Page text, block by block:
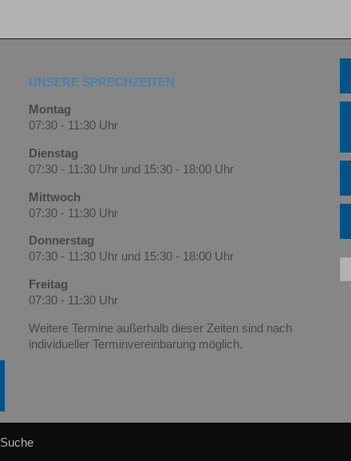
UNSERE SPRECHZEITEN
Montag
07:30 - 11:30 Uhr
Dienstag
07:30 - 11:30 Uhr und 15:30 - 18:00 Uhr
Mittwoch
07:30 - 11:30 Uhr
Donnerstag
07:30 - 11:30 Uhr und 15:30 - 18:00 Uhr
Freitag
07:30 - 11:30 Uhr
Weitere Termine außerhalb dieser Zeiten sind nach
individueller Terminvereinbarung möglich.
Suche